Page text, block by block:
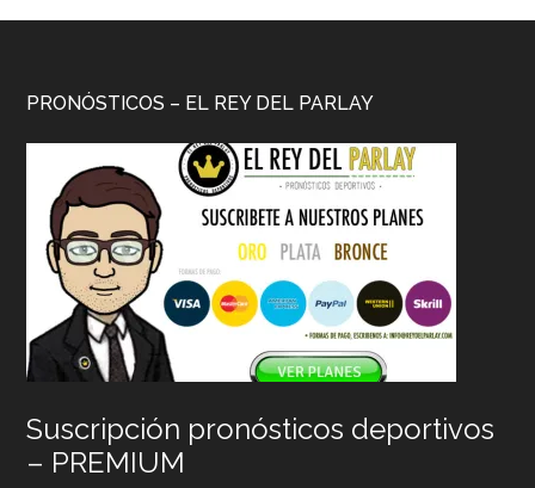
PRONÓSTICOS – EL REY DEL PARLAY
Suscripción pronósticos deportivos
– PREMIUM